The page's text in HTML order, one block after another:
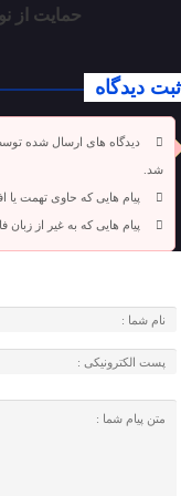
حمایت از
ثبت دیدگاه
دیدگاه های ارسال شده
شد.
پیام هایی که حاوی تهمت یا
پیام هایی که به غیر از